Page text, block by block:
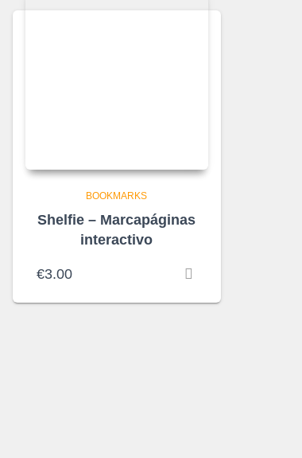
BOOKMARKS
Shelfie – Marcapáginas
interactivo
€3.00